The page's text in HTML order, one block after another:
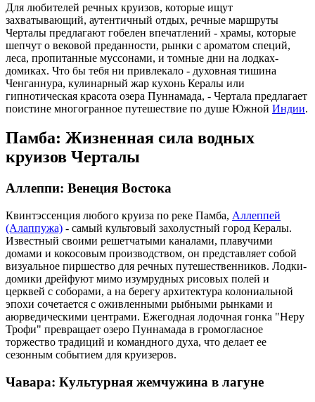
Для любителей речных круизов, которые ищут
захватывающий, аутентичный отдых, речные маршруты
Черталы предлагают гобелен впечатлений - храмы, которые
шепчут о вековой преданности, рынки с ароматом специй,
леса, пропитанные муссонами, и томные дни на лодках-
домиках. Что бы тебя ни привлекало - духовная тишина
Ченганнура, кулинарный жар кухонь Кералы или
гипнотическая красота озера Пуннамада, - Чертала предлагает
поистине многогранное путешествие по душе Южной Индии.
Памба: Жизненная сила водных
круизов Черталы
Аллеппи: Венеция Востока
Квинтэссенция любого круиза по реке Памба, Аллеппей
(Алаппужа) - самый культовый захолустный город Кералы.
Известный своими решетчатыми каналами, плавучими
домами и кокосовым производством, он представляет собой
визуальное пиршество для речных путешественников. Лодки-
домики дрейфуют мимо изумрудных рисовых полей и
церквей с соборами, а на берегу архитектура колониальной
эпохи сочетается с оживленными рыбными рынками и
аюрведическими центрами. Ежегодная лодочная гонка "Неру
Трофи" превращает озеро Пуннамада в громогласное
торжество традиций и командного духа, что делает ее
сезонным событием для круизеров.
Чавара: Культурная жемчужина в лагуне